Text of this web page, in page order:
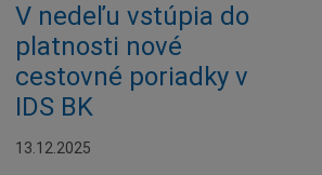
V nedeľu vstúpia do
platnosti nové
cestovné poriadky v
IDS BK
13.12.2025